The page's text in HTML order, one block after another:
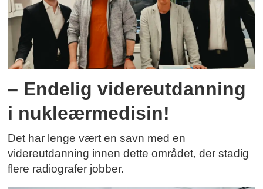
– Endelig videreutdanning
i nukleærmedisin!
Det har lenge vært en savn med en
videreutdanning innen dette området, der stadig
flere radiografer jobber.